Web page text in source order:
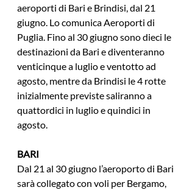
aeroporti di Bari e Brindisi, dal 21
giugno. Lo comunica Aeroporti di
Puglia. Fino al 30 giugno sono dieci le
destinazioni da Bari e diventeranno
venticinque a luglio e ventotto ad
agosto, mentre da Brindisi le 4 rotte
inizialmente previste saliranno a
quattordici in luglio e quindici in
agosto.
BARI
Dal 21 al 30 giugno l’aeroporto di Bari
sarà collegato con voli per Bergamo,